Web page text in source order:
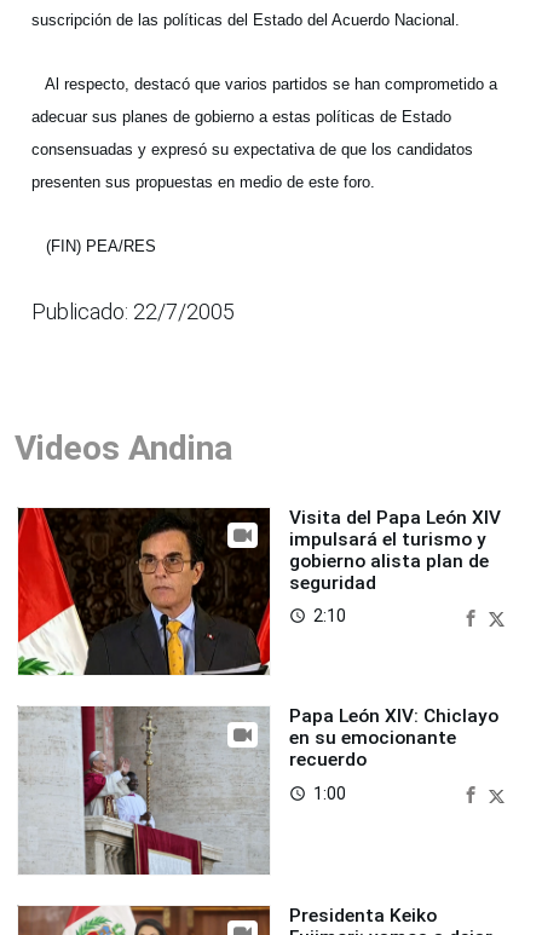
suscripción de las políticas del Estado del Acuerdo Nacional.
Al respecto, destacó que varios partidos se han comprometido a
adecuar sus planes de gobierno a estas políticas de Estado
consensuadas y expresó su expectativa de que los candidatos
presenten sus propuestas en medio de este foro.
(FIN) PEA/RES
Publicado: 22/7/2005
Videos Andina
Visita del Papa León XIV
impulsará el turismo y
gobierno alista plan de
seguridad
access_time 2:10
Papa León XIV: Chiclayo
en su emocionante
recuerdo
access_time 1:00
Presidenta Keiko